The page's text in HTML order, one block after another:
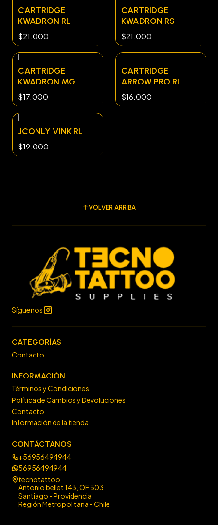
CARTRIDGE
KWADRON RL
$21.000
CARTRIDGE
KWADRON RS
$21.000
|
CARTRIDGE
KWADRON MG
$17.000
|
CARTRIDGE
ARROW PRO RL
$16.000
JCONLY VINK RL
$19.000
VOLVER ARRIBA
Síguenos
CATEGORÍAS
Contacto
INFORMACIÓN
Términos y Condiciones
Política de Cambios y Devoluciones
Contacto
Información de la tienda
CONTÁCTANOS
+56956494944
56956494944
tecnotattoo
Antonio bellet 143, OF 503
Santiago - Providencia
Región Metropolitana - Chile